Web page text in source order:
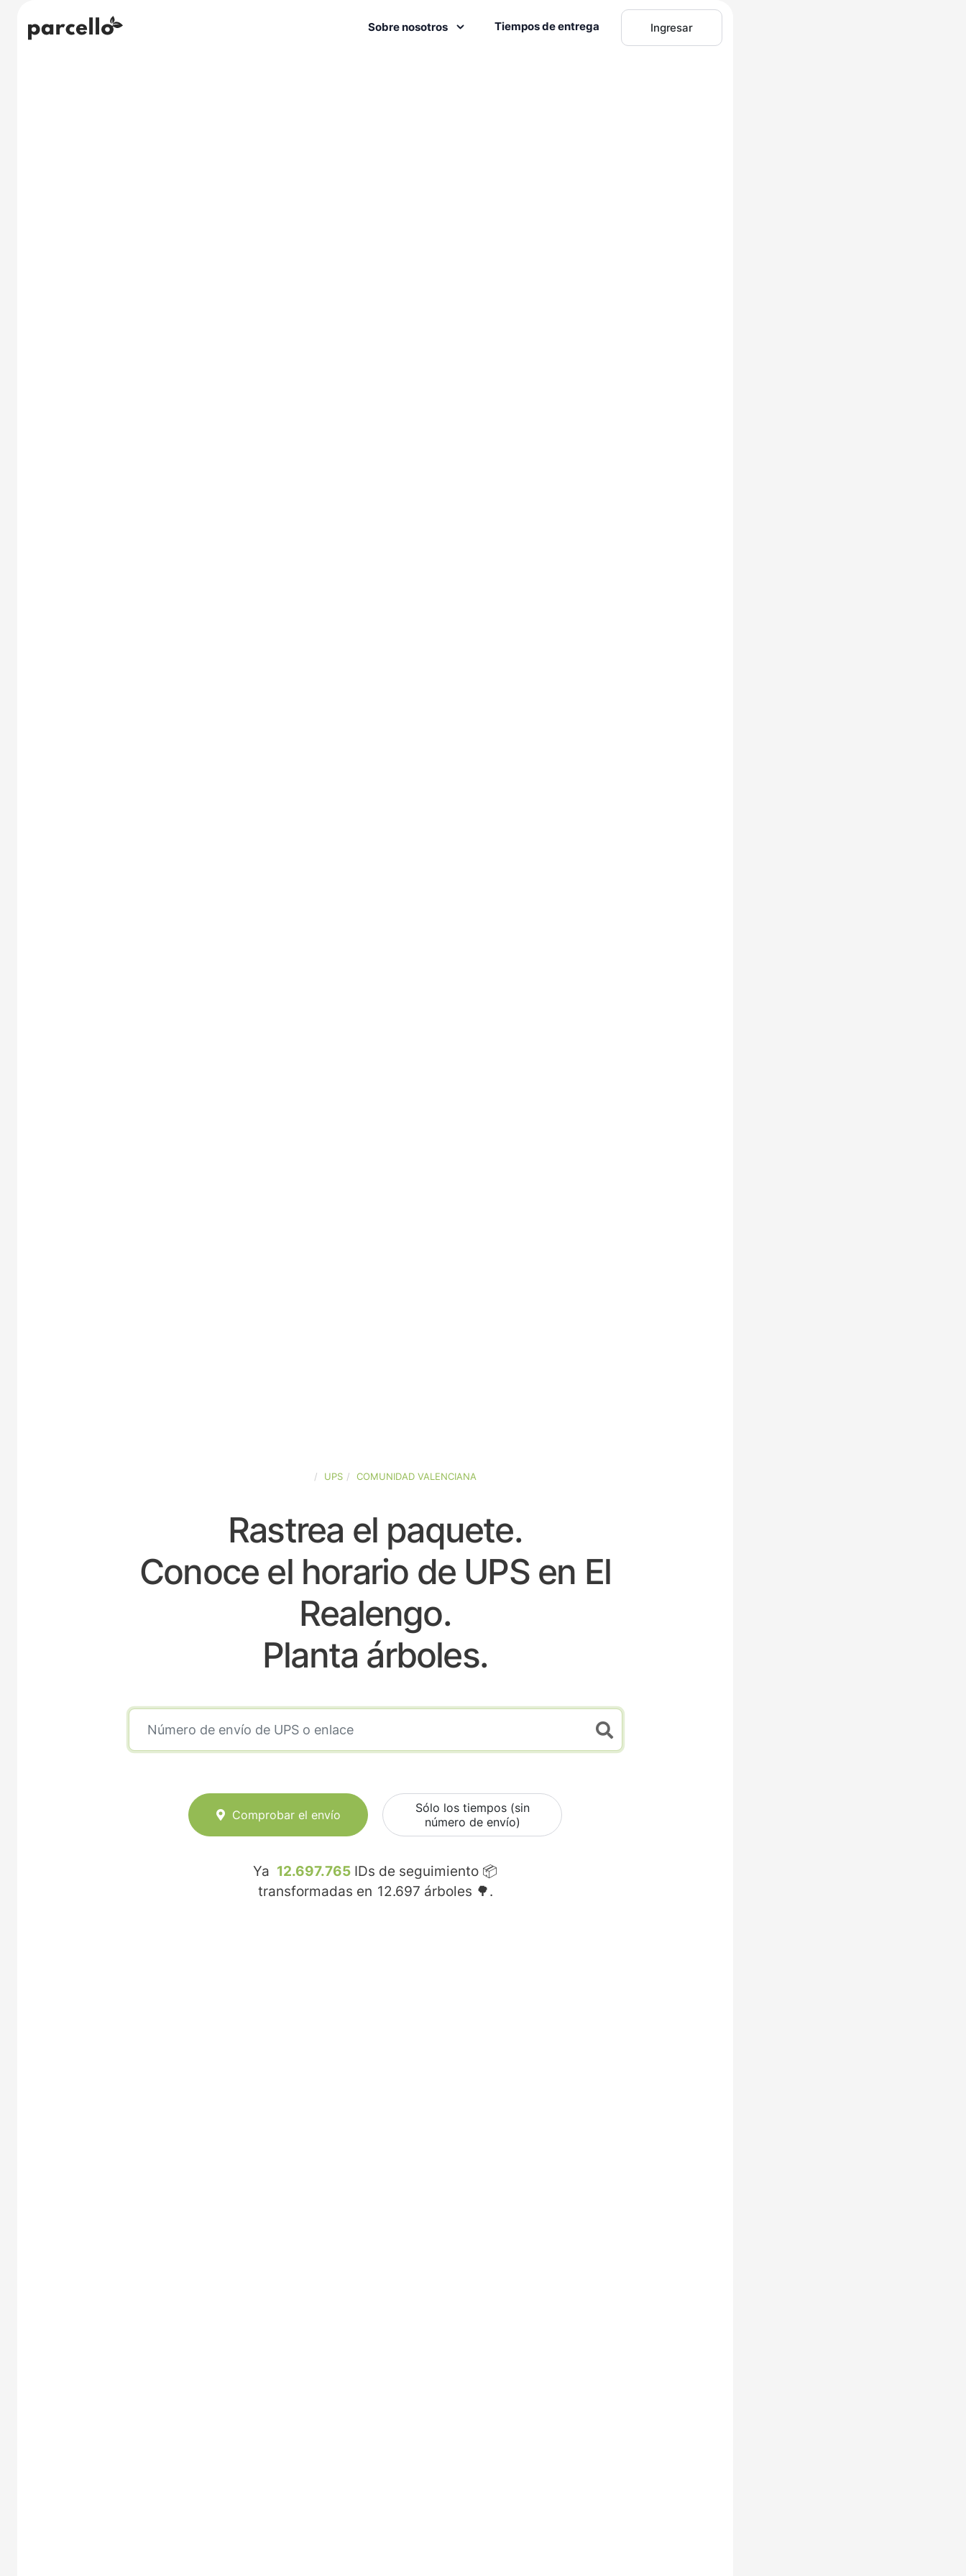
Sobre nosotros Tiempos de entrega Ingresar
UPS COMUNIDAD VALENCIANA
Rastrea el paquete.
Conoce el horario de UPS en El
Realengo.
Planta árboles.
Comprobar el envío
Sólo los tiempos (sin
número de envío)
Ya 12.697.765 IDs de seguimiento 📦
transformadas en 12.697 árboles 🌳.